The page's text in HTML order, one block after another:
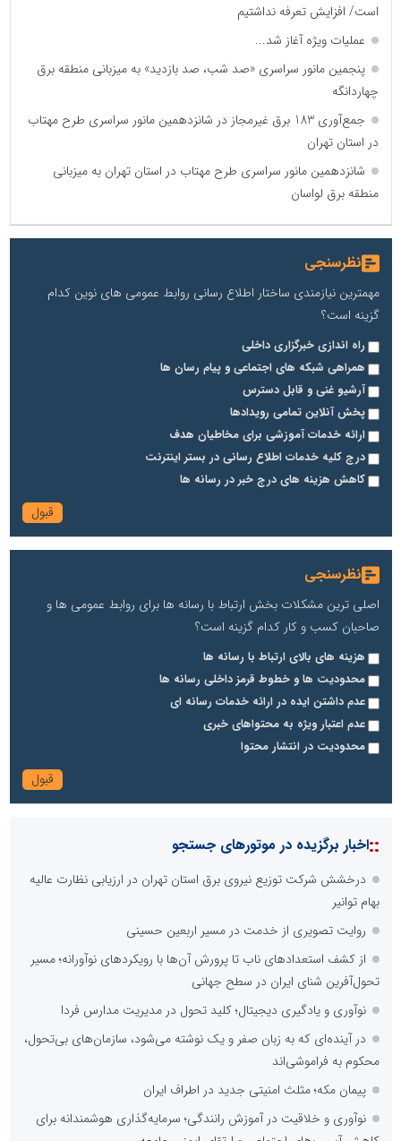
است/ افزایش تعرفه نداشتیم
عملیات ویژه آغاز شد...
پنجمین مانور سراسری «صد شب، صد بازدید» به میزبانی منطقه برق
چهاردانگه
جمع‌آوری 183 برق غیرمجاز در شانزدهمین مانور سراسری طرح مهتاب
در استان تهران
شانزدهمین مانور سراسری طرح مهتاب در استان تهران به میزبانی
منطقه برق لواسان
نظرسنجی
مهمترین نیازمندی ساختار اطلاع رسانی روابط عمومی های نوین کدام
گزینه است؟
راه اندازی خبرگزاری داخلی
همراهی شبکه های اجتماعی و پیام رسان ها
آرشیو غنی و قابل دسترس
پخش آنلاین تمامی رویدادها
ارائه خدمات آموزشی برای مخاطیان هدف
درج کلیه خدمات اطلاع رسانی در بستر اینترنت
کاهش هزینه های درج خبر در رسانه ها
نظرسنجی
اصلی ترین مشکلات بخش ارتباط با رسانه ها برای روابط عمومی ها و
صاحبان کسب و کار کدام گزینه است؟
هزینه های بالای ارتباط با رسانه ها
محدودیت ها و خطوط قرمز داخلی رسانه ها
عدم داشتن ایده در ارائه خدمات رسانه ای
عدم اعتبار ویژه به محتواهای خبری
محدودیت در انتشار محتوا
::اخبار برگزیده در موتورهای جستجو
درخشش شرکت توزیع نیروی برق استان تهران در ارزیابی نظارت عالیه
بهام توانیر
روایت تصویری از خدمت در مسیر اربعین حسینی
از کشف استعدادهای ناب تا پرورش آن‌ها با رویکردهای نوآورانه؛ مسیر
تحول‌آفرین شنای ایران در سطح جهانی
نوآوری و یادگیری دیجیتال؛ کلید تحول در مدیریت مدارس فردا
در آینده‌ای که به زبان صفر و یک نوشته می‌شود، سازمان‌های بی‌تحول،
محکوم به فراموشی‌اند
پیمان مکه؛ مثلث امنیتی جدید در اطراف ایران
نوآوری و خلاقیت در آموزش رانندگی؛ سرمایه‌گذاری هوشمندانه برای